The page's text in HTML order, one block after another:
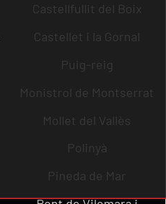
Castellfullit del Boix
Castellet i la Gornal
Puig-reig
Monistrol de Montserrat
Mollet del Vallès
Polinyà
Pineda de Mar